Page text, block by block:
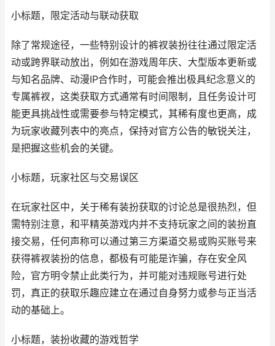
小标题，限定活动与联动获取
除了常规途径，一些特别设计的裤衩装扮往往通过限定活
动或跨界联动放出，例如在游戏周年庆、大型版本更新或
与知名品牌、动漫IP合作时，可能会推出极具纪念意义的
专属裤衩，这类获取方式通常有时间限制，且任务设计可
能更具挑战性或需要参与特定模式，其稀有度也更高，成
为玩家收藏列表中的亮点，保持对官方公告的敏锐关注，
是把握这些机会的关键。
小标题，玩家社区与交易误区
在玩家社区中，关于稀有装扮获取的讨论总是很热烈，但
需特别注意，和平精英游戏内并不支持玩家之间的装扮直
接交易，任何声称可以通过第三方渠道交易或购买账号来
获得裤衩装扮的信息，都极有可能是诈骗，存在安全风
险，官方明令禁止此类行为，并可能对违规账号进行处
罚，真正的获取乐趣应建立在通过自身努力或参与正当活
动的基础上。
小标题，装扮收藏的游戏哲学